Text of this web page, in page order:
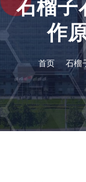
石榴子
作
首页 石榴